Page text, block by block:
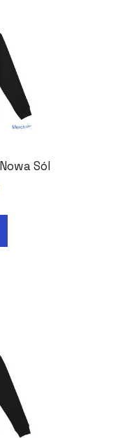
Sól